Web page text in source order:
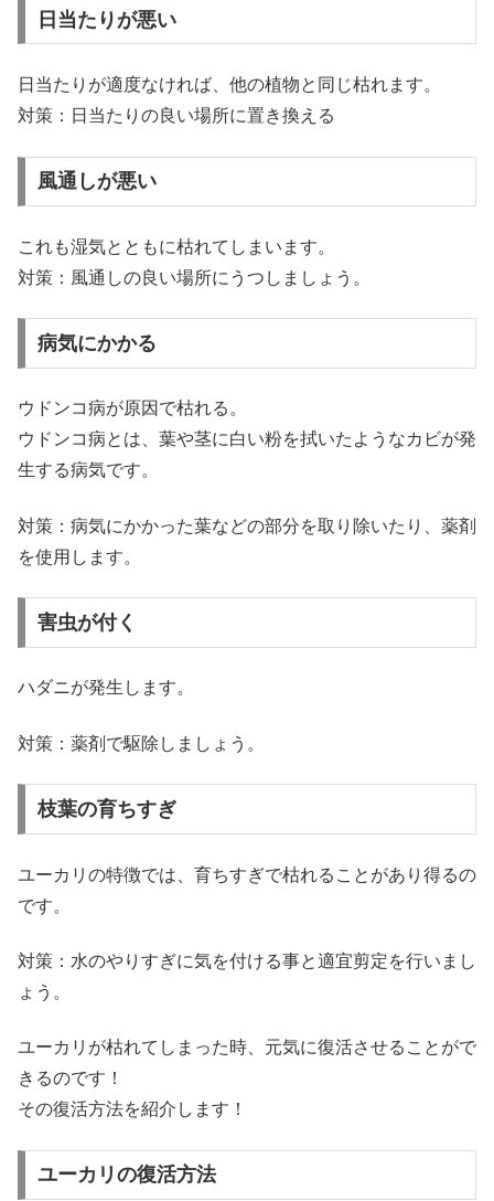
日当たりが悪い
日当たりが適度なければ、他の植物と同じ枯れます。
対策：日当たりの良い場所に置き換える
風通しが悪い
これも湿気とともに枯れてしまいます。
対策：風通しの良い場所にうつしましょう。
病気にかかる
ウドンコ病が原因で枯れる。
ウドンコ病とは、葉や茎に白い粉を拭いたようなカビが発
生する病気です。
対策：病気にかかった葉などの部分を取り除いたり、薬剤
を使用します。
害虫が付く
ハダニが発生します。
対策：薬剤で駆除しましょう。
枝葉の育ちすぎ
ユーカリの特徴では、育ちすぎで枯れることがあり得るの
です。
対策：水のやりすぎに気を付ける事と適宜剪定を行いまし
ょう。
ユーカリが枯れてしまった時、元気に復活させることがで
きるのです！
その復活方法を紹介します！
ユーカリの復活方法